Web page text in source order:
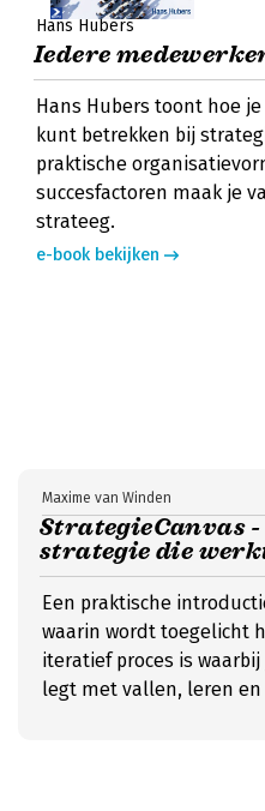
Hans Hubers
Iedere
Hans Hubers toont hoe
kunt betrekken bij
praktische
succesfactoren maak je
strateeg.
e-book bekijken
StrategieCanvas
strategie die
Maxime van Winden
Een praktische
waarin wordt toegelicht
iteratief proces is
legt met vallen, leren en